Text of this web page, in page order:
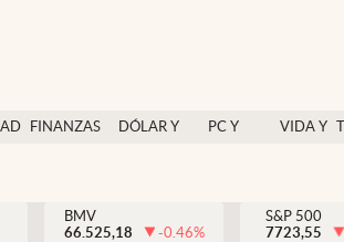
FINANZAS
DÓLAR Y
PC Y
VIDA Y
México
BMV
66.525,18
-0.46%
S&P 500
7723,55